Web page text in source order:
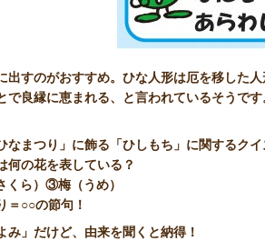
出すのがおすすめ。ひな人形は厄を移した
で良縁に恵まれる、と言われているそうです
なまつり」に飾る「ひしもち」に関するクイ
何の花を表している？
ら）③梅（うめ）
＝○○の節句！
み」だけど、由来を聞くと納得！